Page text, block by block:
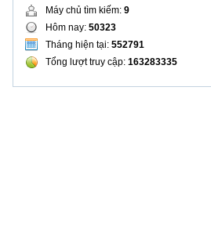
Máy chủ tìm kiếm: 9
Hôm nay: 50323
Tháng hiện tại: 552791
Tổng lượt truy cập: 163283335